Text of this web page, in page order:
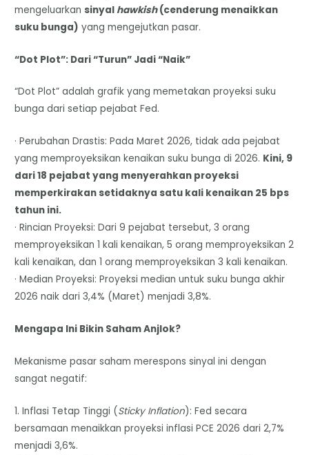
mengeluarkansinyal hawkish(cenderung menaikkan
suku bunga) yang mengejutkan pasar.
“Dot Plot”: Dari “Turun” Jadi “Naik”
“Dot Plot” adalah grafik yang memetakan proyeksi suku
bunga dari setiap pejabat Fed.
· Perubahan Drastis: Pada Maret 2026, tidak ada pejabat
yang memproyeksikan kenaikan suku bunga di 2026. Kini, 9
dari 18 pejabat yang menyerahkan proyeksi
memperkirakan setidaknya satu kali kenaikan 25 bps
tahun ini.
· Rincian Proyeksi: Dari 9 pejabat tersebut, 3 orang
memproyeksikan 1 kali kenaikan, 5 orang memproyeksikan 2
kali kenaikan, dan 1 orang memproyeksikan 3 kali kenaikan.
· Median Proyeksi: Proyeksi median untuk suku bunga akhir
2026 naik dari 3,4% (Maret) menjadi 3,8%.
Mengapa Ini Bikin Saham Anjlok?
Mekanisme pasar saham merespons sinyal ini dengan
sangat negatif:
1. Inflasi Tetap Tinggi (Sticky Inflation): Fed secara
bersamaan menaikkan proyeksi inflasi PCE 2026 dari 2,7%
menjadi 3,6%.